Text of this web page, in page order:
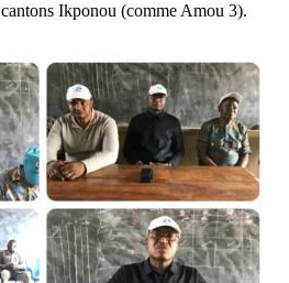
Ikponou (comme Amou 3).